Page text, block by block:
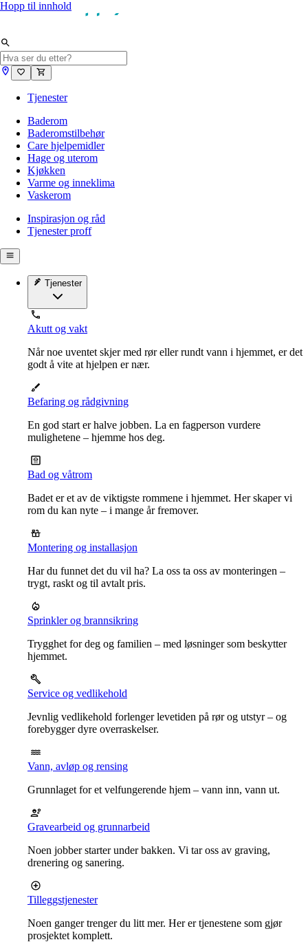
Hopp til innhold
Tjenester
Baderom
Baderomstilbehør
Care hjelpemidler
Hage og uterom
Kjøkken
Varme og inneklima
Vaskerom
Inspirasjon og råd
Tjenester proff
Tjenester
Akutt og vakt
Når noe uventet skjer med rør eller rundt vann i hjemmet, er det
godt å vite at hjelpen er nær.
Befaring og rådgivning
En god start er halve jobben. La en fagperson vurdere
mulighetene – hjemme hos deg.
Bad og våtrom
Badet er et av de viktigste rommene i hjemmet. Her skaper vi
rom du kan nyte – i mange år fremover.
Montering og installasjon
Har du funnet det du vil ha? La oss ta oss av monteringen –
trygt, raskt og til avtalt pris.
Sprinkler og brannsikring
Trygghet for deg og familien – med løsninger som beskytter
hjemmet.
Service og vedlikehold
Jevnlig vedlikehold forlenger levetiden på rør og utstyr – og
forebygger dyre overraskelser.
Vann, avløp og rensing
Grunnlaget for et velfungerende hjem – vann inn, vann ut.
Gravearbeid og grunnarbeid
Noen jobber starter under bakken. Vi tar oss av graving,
drenering og sanering.
Tilleggstjenester
Noen ganger trenger du litt mer. Her er tjenestene som gjør
prosjektet komplett.